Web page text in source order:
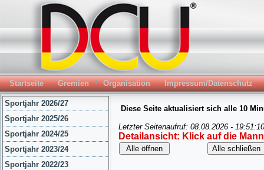
Startseite Gremien Organisation Impressum/Datenschutz
Sportjahr 2026/27
Sportjahr 2025/26
Sportjahr 2024/25
Sportjahr 2023/24
Sportjahr 2022/23